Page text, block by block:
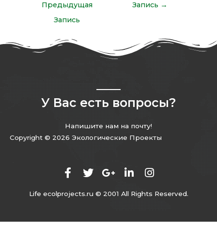
Предыдущая
Запись
Запись →
У Вас есть вопросы?
Напишите нам на почту!
Copyright © 2026 Экологические Проекты
Life ecolprojects.ru © 2001 All Rights Reserved.